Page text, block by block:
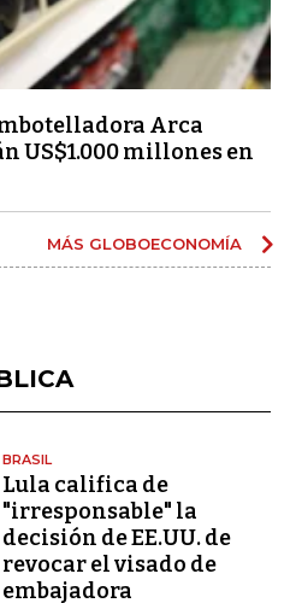
Arca
US$1.000 millones en
MÁS GLOBOECONOMÍA
BRASIL
Lula califica de
"irresponsable" la
decisión de EE.UU. de
revocar el visado de
embajadora